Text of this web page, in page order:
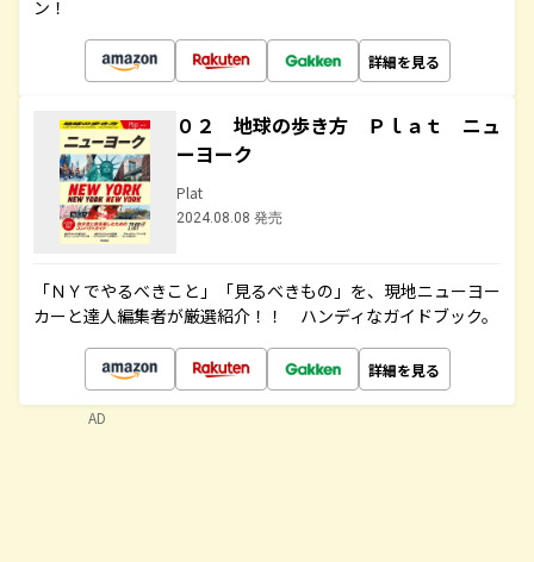
ン！
詳細を見る
０２ 地球の歩き方 Ｐｌａｔ ニュ
ーヨーク
Plat
2024.08.08 発売
「ＮＹでやるべきこと」「見るべきもの」を、現地ニューヨー
カーと達人編集者が厳選紹介！！ ハンディなガイドブック。
詳細を見る
AD